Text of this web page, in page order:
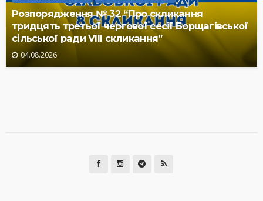
Розпорядження № 32 “Про скликання
тридцять третьої чергової сесії Борщагівської
сільської ради VIII скликання”
04.08.2026